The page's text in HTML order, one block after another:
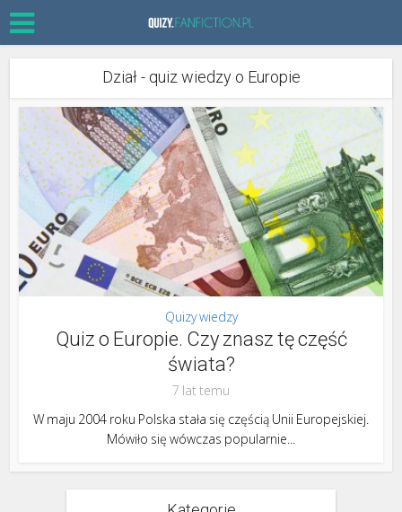
Dział - quiz wiedzy o Europie
Quizy wiedzy
Quiz o Europie. Czy znasz tę część
świata?
7 lat temu
W maju 2004 roku Polska stała się częścią Unii Europejskiej.
Mówiło się wówczas popularnie...